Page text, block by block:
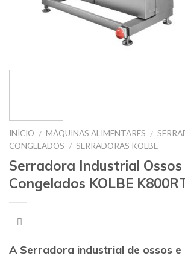
INÍCIO / MÁQUINAS ALIMENTARES /
CONGELADOS / SERRADORAS KOLBE
Serradora Industrial Ossos
Congelados KOLBE
ASerradora industrial de ossos e